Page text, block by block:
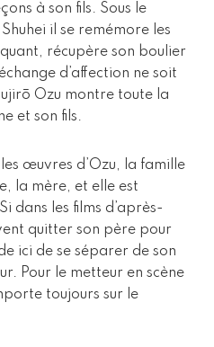
à son fils. Sous le
il se remémore les
récupère son boulier
d’affection ne soit
Ozu montre toute la
et son fils.
œuvres d’Ozu, la famille
la mère, et elle est
dans les films d’après-
quitter son père pour
ici de se séparer de son
Pour le metteur en scène
toujours sur le